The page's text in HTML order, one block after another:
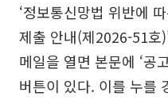
‘정보통신망법 위반에
제출 안내(제2026-51호
메일을 열면 본문에 ‘공
버튼이 있다. 이를 누를